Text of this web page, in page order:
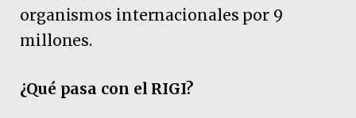
organismos internacionales por 9
millones.
¿Qué pasa con el RIGI?